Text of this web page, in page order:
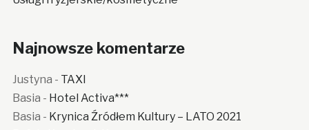
Najnowsze komentarze
Justyna - TAXI
Basia - Hotel Activa***
Basia - Krynica Źródłem Kultury – LATO 2021